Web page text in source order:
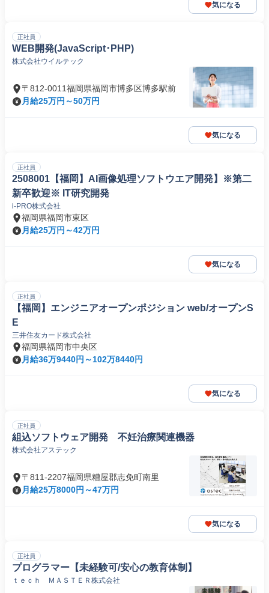
気になる
正社員
WEB開発(JavaScript･PHP)
株式会社ウイルテック
〒812-0011福岡県福岡市博多区博多駅前
月給25万円～50万円
気になる
正社員
2508001【福岡】AI画像処理ソフトウエア開発】※第二
新卒歓迎※ IT研究開発
i-PRO株式会社
福岡県福岡市東区
月給25万円～42万円
気になる
正社員
【福岡】エンジニアオープンポジション web/オープンS
E
三井住友カード株式会社
福岡県福岡市中央区
月給36万9440円～102万8440円
気になる
正社員
組込ソフトウェア開発 不妊治療関連機器
株式会社アステック
〒811-2207福岡県糟屋郡志免町南里
月給25万8000円～47万円
気になる
正社員
プログラマー【未経験可/安心の教育体制】
ｔｅｃｈ ＭＡＳＴＥＲ株式会社